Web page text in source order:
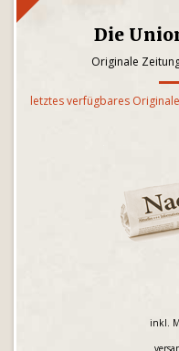
Die
Originale
letztes verfügbares
inkl.